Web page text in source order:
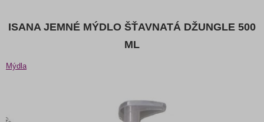
ISANA JEMNÉ MÝDLO ŠŤAVNATÁ DŽUNGLE 500
ML
Mýdla